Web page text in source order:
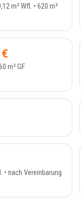
m² Wfl. • 620 m²
- 392
m² GF
- 276_7
- 234_25
• nach Vereinbarung